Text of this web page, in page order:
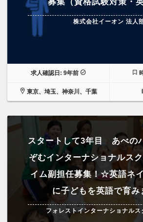
株式会社イーオン 法人
求人確認日: 9年前
東京、埼玉、神奈川、千葉
スタートして3年目 あべの
ぞむインターナショナルス
イム副担任募集！☆英語ネ
に子どもを英語で育
フォレストインターナショナルス